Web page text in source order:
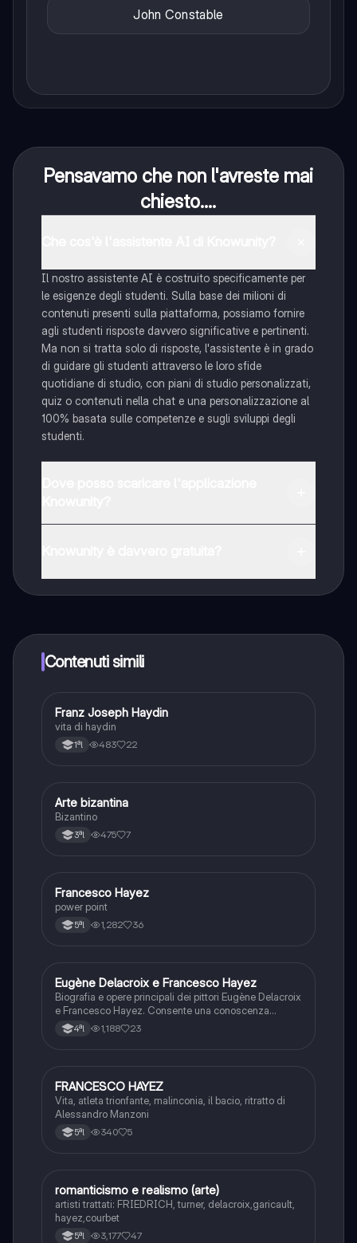
John Constable
Pensavamo che non l'avreste mai
chiesto....
Il nostro assistente AI è costruito specificamente per
le esigenze degli studenti. Sulla base dei milioni di
contenuti presenti sulla piattaforma, possiamo fornire
agli studenti risposte davvero significative e pertinenti.
Ma non si tratta solo di risposte, l'assistente è in grado
di guidare gli studenti attraverso le loro sfide
quotidiane di studio, con piani di studio personalizzati,
quiz o contenuti nella chat e una personalizzazione al
100% basata sulle competenze e sugli sviluppi degli
studenti.
Knowunity Premium, che consente di studiare senza
alcun limite!!
Contenuti simili
Musica
Franz Joseph Haydin
vita di haydin
1ªl 483 22
Storia dell'arte
Arte bizantina
Bizantino
3ªl 475 7
Storia dell'arte
Francesco Hayez
power point
5ªl 1,282 36
Storia dell'arte
Eugène Delacroix e Francesco Hayez
Biografia e opere principali dei pittori Eugène Delacroix
e Francesco Hayez. Consente una conoscenza
generale dell’argomento
4ªl 1,188 23
Storia dell'arte
FRANCESCO HAYEZ
Vita, atleta trionfante, malinconia, il bacio, ritratto di
Alessandro Manzoni
5ªl 340 5
Storia dell'arte
romanticismo e realismo (arte)
artisti trattati: FRIEDRICH, turner, delacroix,garicault,
hayez,courbet
5ªl 3,177 47